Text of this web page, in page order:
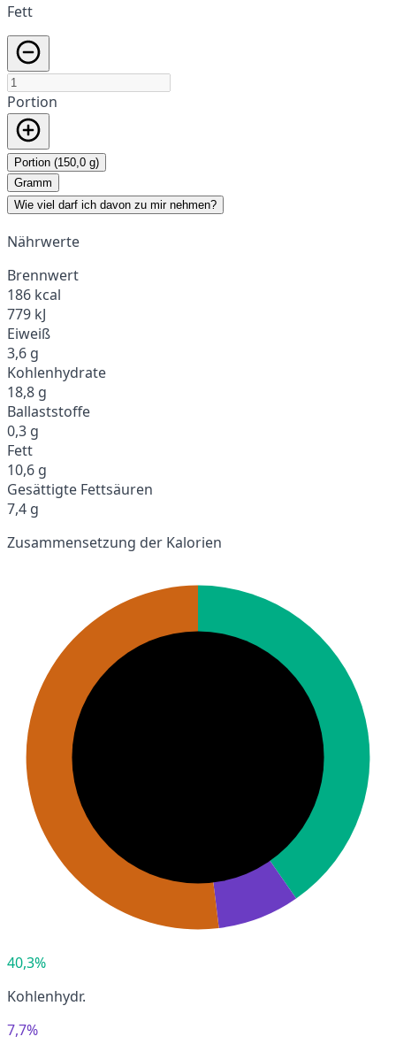
Fett
Portion
Portion (150,0 g)
Gramm
Wie viel darf ich davon zu mir nehmen?
Nährwerte
Brennwert
186 kcal
779 kJ
Eiweiß
3,6 g
Kohlenhydrate
18,8 g
Ballaststoffe
0,3 g
Fett
10,6 g
Gesättigte Fettsäuren
7,4 g
Zusammensetzung der Kalorien
40,3%
Kohlenhydr.
7,7%